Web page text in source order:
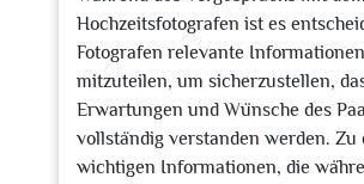
Hochzeitsfotografen ist es
Fotografen relevante Informationen
mitzuteilen, um sicherzustellen,
Erwartungen und Wünsche des
vollständig verstanden werden. Zu
wichtigen Informationen, die